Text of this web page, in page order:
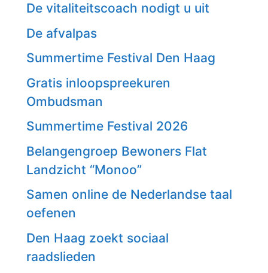
De vitaliteitscoach nodigt u uit
De afvalpas
Summertime Festival Den Haag
Gratis inloopspreekuren
Ombudsman
Summertime Festival 2026
Belangengroep Bewoners Flat
Landzicht “Monoo”
Samen online de Nederlandse taal
oefenen
Den Haag zoekt sociaal
raadslieden